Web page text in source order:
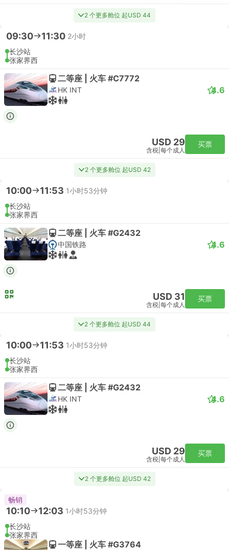
2 个更多舱位 起USD 44
09:30 11:30 2小时
长沙站
张家界西
二等座 | 火车 #C7772
HK INT 4.6
USD 29
含税 每个成人
买票
2 个更多舱位 起USD 42
10:00 11:53 1小时53分钟
长沙站
张家界西
二等座 | 火车 #G2432
中国铁路 4.6
USD 31
含税 每个成人
买票
2 个更多舱位 起USD 44
10:00 11:53 1小时53分钟
长沙站
张家界西
二等座 | 火车 #G2432
HK INT 4.6
USD 29
含税 每个成人
买票
2 个更多舱位 起USD 42
畅销
10:10 12:03 1小时53分钟
长沙站
张家界西
一等座 | 火车 #G3764